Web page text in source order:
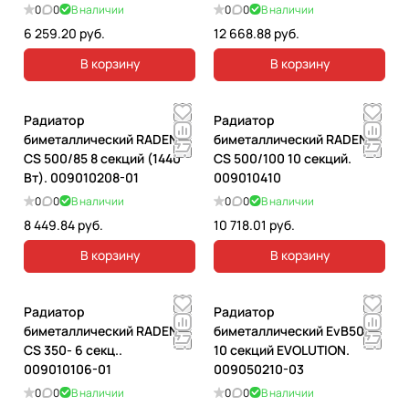
0 0 В наличии
6 259.20 руб.
В корзину
0 0 В наличии
12 668.88 руб.
В корзину
Радиатор
биметаллический RADENA
CS 500/85 8 секций (1440
Вт). 009010208-01
0 0 В наличии
8 449.84 руб.
В корзину
Радиатор
биметаллический RADENA
CS 500/100 10 секций.
009010410
0 0 В наличии
10 718.01 руб.
В корзину
Радиатор
биметаллический RADENA
CS 350- 6 секц..
009010106-01
0 0 В наличии
Радиатор
биметаллический EvВ500
10 секций EVOLUTION.
009050210-03
0 0 В наличии